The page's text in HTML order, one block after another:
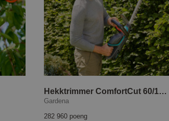
Hekktrimmer ComfortCut 60/18V P4A Set
Gardena
282 960 poeng